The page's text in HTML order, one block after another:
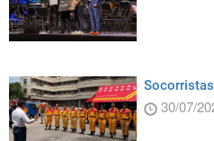
30/07/